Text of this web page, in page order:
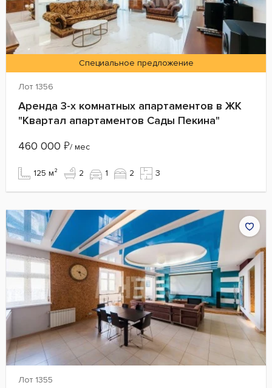
Специальное предложение
Лот 1356
Аренда 3-х комнатных апартаментов в ЖК
"Квартал апартаментов Сады Пекина"
460 000 ₽/ мес
125 м² 2 1 2 3
Лот 1355